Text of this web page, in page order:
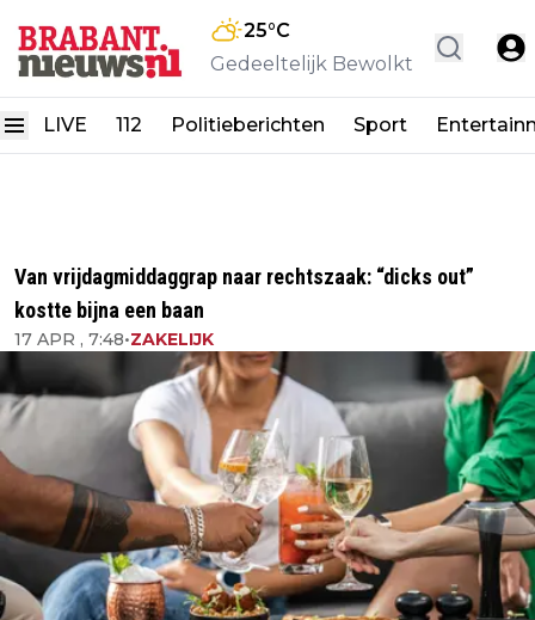
25°C
Gedeeltelijk Bewolkt
LIVE 112 Politieberichten Sport
Van vrijdagmiddaggrap naar rechtszaak: “dicks out”
kostte bijna een baan
17 APR , 7:48•ZAKELIJK